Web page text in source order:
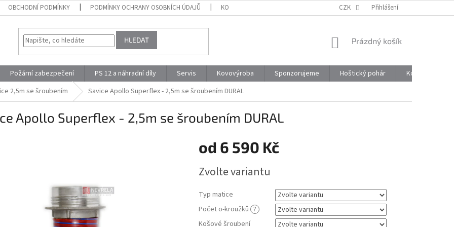
OBCHODNÍ PODMÍNKY PODMÍNKY OCHRANY OSOBNÍCH ÚDAJŮ KONTAKTY CZK Přihlášení
HLEDAT
NÁKUPNÍ
Prázdný košík
Požární zabezpečení PS 12 a náhradní díly Servis Kovovýroba Sponzorujeme Hoštický pohár
Kontakty
2,5m se šroubením Savice Apollo Superflex - 2,5m se šroubením DURAL
Apollo Superflex - 2,5m se šroubením DURAL
od 6 590 Kč
cena:
Zvolte variantu
Typ matice
Počet o-kroužků ?
Košové šroubení